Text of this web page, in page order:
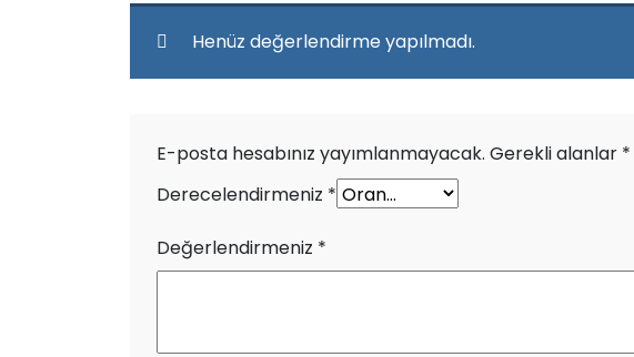
Henüz değerlendirme yapılmadı.
E-posta hesabınız yayımlanmayacak. Gerekli alanlar *
Derecelendirmeniz *
Değerlendirmeniz *